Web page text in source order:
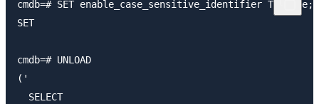
cmdb=# SET enable_case_sensitive_identifier TO true;
SET
cmdb=# UNLOAD
('
  SELECT